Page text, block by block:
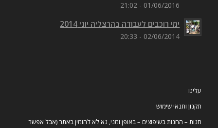
01/06/2016 - 21:02
ימי רוכבים לעבודה בהרצליה יוני 2014
02/06/2014 - 20:33
עלינו
תקנון ותנאי שימוש
חנות – החנות בשיפוצים – באופן זמני, נא לא להזמין באתר (אבל אפשר